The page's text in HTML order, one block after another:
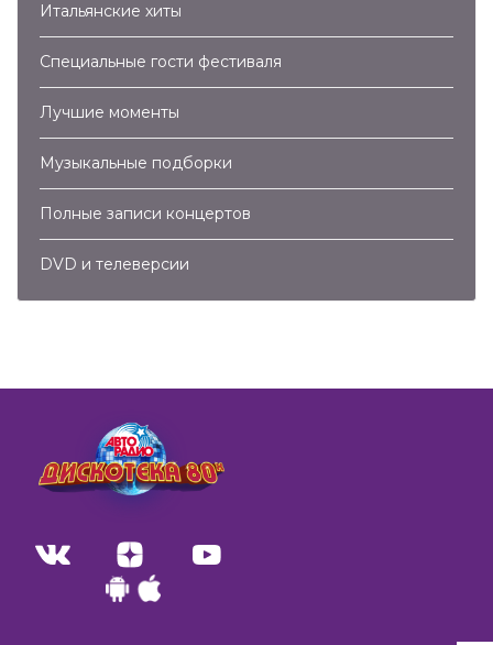
Итальянские хиты
Специальные гости фестиваля
Лучшие моменты
Музыкальные подборки
Полные записи концертов
DVD и телеверсии